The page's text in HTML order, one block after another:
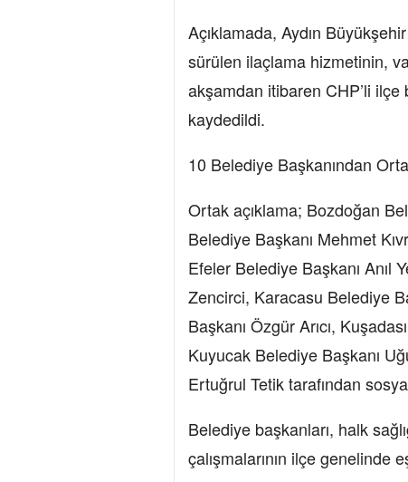
Açıklamada, Aydın
sürülen ilaçlama hizmetinin,
akşamdan itibaren CHP’li
kaydedildi.
10 Belediye Başkanından
Ortak açıklama; Bozdoğan
Belediye Başkanı Mehmet
Efeler Belediye Başkanı Anıl
Zencirci, Karacasu Belediye
Başkanı Özgür Arıcı,
Kuyucak Belediye Başkanı
Ertuğrul Tetik tarafından
Belediye başkanları, halk
çalışmalarının ilçe genelinde